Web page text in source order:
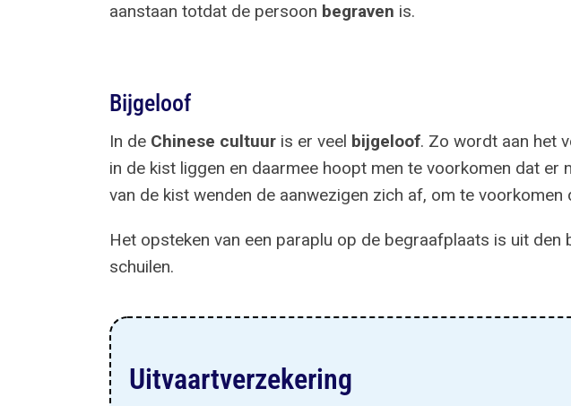
aanstaan totdat de persoon begraven is.
Bijgeloof
In de Chinese cultuuris er veel bijgeloof. Zo wordt aan het
in de kist liggen en daarmee hoopt men te voorkomen dat er
van de kist wenden de aanwezigen zich af, om te voorkomen
Het opsteken van een paraplu op de begraafplaats is uit
schuilen.
Uitvaartverzekering